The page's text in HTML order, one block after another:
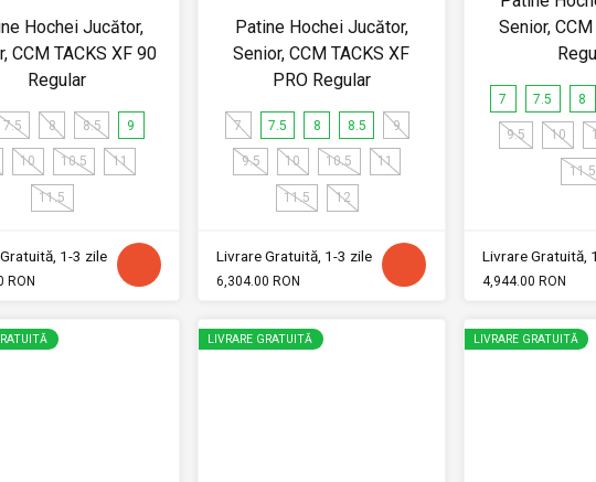
Hochei Jucător,
CCM TACKS XF 90
Regular
7.5 8 8.5 9
10 10.5 11
11.5
1-3 zile
RON
Patine Hochei Jucător,
Senior, CCM TACKS XF
PRO Regular
7 7.5 8 8.5 9
9.5 10 10.5 11
11.5 12
Livrare Gratuită, 1-3 zile
6,304.00 RON
Senior,
7 7.5 8
9.5 10
11.5
Livrare Gratuită,
4,944.00 RON
LIVRARE GRATUITĂ LIVRARE GRATUITĂ